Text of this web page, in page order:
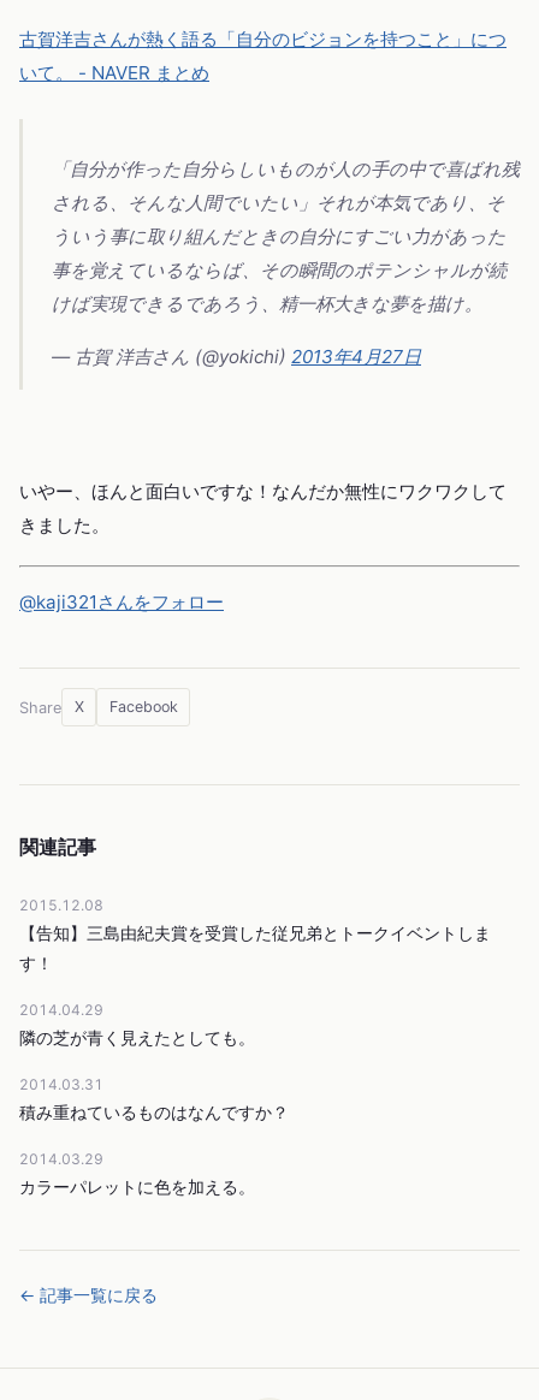
古賀洋吉さんが熱く語る「自分のビジョンを持つこと」につ
いて。 - NAVER まとめ
「自分が作った自分らしいものが人の手の中で喜ばれ残
される、そんな人間でいたい」それが本気であり、そ
ういう事に取り組んだときの自分にすごい力があった
事を覚えているならば、その瞬間のポテンシャルが続
けば実現できるであろう、精一杯大きな夢を描け。
— 古賀 洋吉さん (@yokichi) 2013年4月27日
いやー、ほんと面白いですな！なんだか無性にワクワクして
きました。
@kaji321さんをフォロー
Share X Facebook
関連記事
2015.12.08
【告知】三島由紀夫賞を受賞した従兄弟とトークイベントしま
す！
2014.04.29
隣の芝が青く見えたとしても。
2014.03.31
積み重ねているものはなんですか？
2014.03.29
カラーパレットに色を加える。
← 記事一覧に戻る